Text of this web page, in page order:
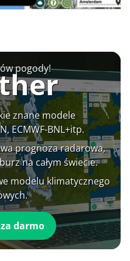
pogody!
znane modele
ECMWF-BNL+itp.
prognoza radarowa,
na całym świecie.
modelu klimatycznego
darmo